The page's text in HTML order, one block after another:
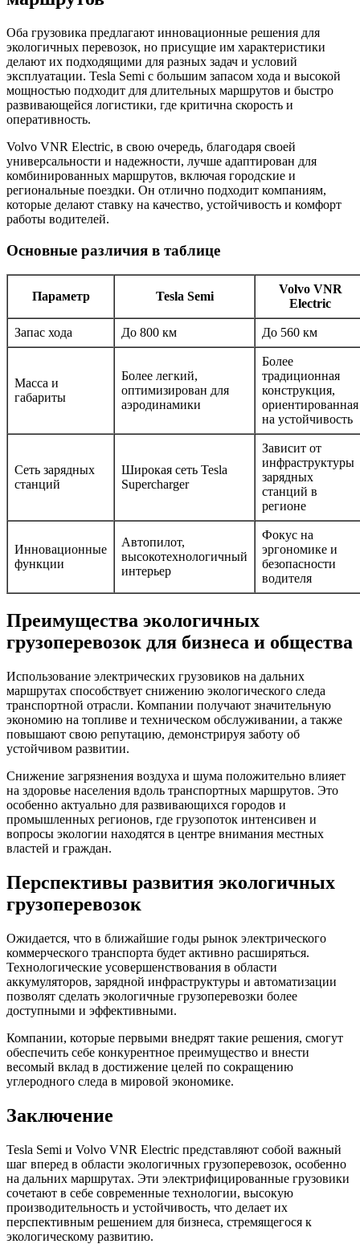
Оба грузовика предлагают инновационные решения для
экологичных перевозок, но присущие им характеристики
делают их подходящими для разных задач и условий
эксплуатации. Tesla Semi с большим запасом хода и высокой
мощностью подходит для длительных маршрутов и быстро
развивающейся логистики, где критична скорость и
оперативность.
Volvo VNR Electric, в свою очередь, благодаря своей
универсальности и надежности, лучше адаптирован для
комбинированных маршрутов, включая городские и
региональные поездки. Он отлично подходит компаниям,
которые делают ставку на качество, устойчивость и комфорт
работы водителей.
Основные различия в таблице
Параметр Tesla Semi
Volvo VNR
Electric
Запас хода До 800 км До 560 км
Масса и
габариты
Более легкий,
оптимизирован для
аэродинамики
Более
традиционная
конструкция,
ориентированная
на устойчивость
Сеть зарядных
станций
Широкая сеть Tesla
Supercharger
Зависит от
инфраструктуры
зарядных
станций в
регионе
Инновационные
функции
Автопилот,
высокотехнологичный
интерьер
Фокус на
эргономике и
безопасности
водителя
Преимущества экологичных
грузоперевозок для бизнеса и общества
Использование электрических грузовиков на дальних
маршрутах способствует снижению экологического следа
транспортной отрасли. Компании получают значительную
экономию на топливе и техническом обслуживании, а также
повышают свою репутацию, демонстрируя заботу об
устойчивом развитии.
Снижение загрязнения воздуха и шума положительно влияет
на здоровье населения вдоль транспортных маршрутов. Это
особенно актуально для развивающихся городов и
промышленных регионов, где грузопоток интенсивен и
вопросы экологии находятся в центре внимания местных
властей и граждан.
Перспективы развития экологичных
грузоперевозок
Ожидается, что в ближайшие годы рынок электрического
коммерческого транспорта будет активно расширяться.
Технологические усовершенствования в области
аккумуляторов, зарядной инфраструктуры и автоматизации
позволят сделать экологичные грузоперевозки более
доступными и эффективными.
Компании, которые первыми внедрят такие решения, смогут
обеспечить себе конкурентное преимущество и внести
весомый вклад в достижение целей по сокращению
углеродного следа в мировой экономике.
Заключение
Tesla Semi и Volvo VNR Electric представляют собой важный
шаг вперед в области экологичных грузоперевозок, особенно
на дальних маршрутах. Эти электрифицированные грузовики
сочетают в себе современные технологии, высокую
производительность и устойчивость, что делает их
перспективным решением для бизнеса, стремящегося к
экологическому развитию.